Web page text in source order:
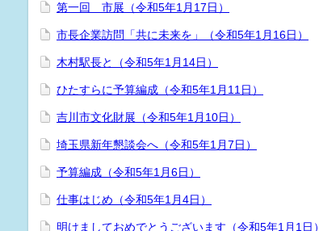
第一回 市展（令和5年1月17日）
市長企業訪問「共に未来を」（令和5年1月16日）
木村駅長と（令和5年1月14日）
ひたすらに予算編成（令和5年1月11日）
吉川市文化財展（令和5年1月10日）
埼玉県新年懇談会へ（令和5年1月7日）
予算編成（令和5年1月6日）
仕事はじめ（令和5年1月4日）
明けましておめでとうございます（令和5年1月1日）